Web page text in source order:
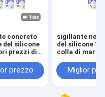
concreto
del silicone
prezzi di
gel del
marmo
prezzo
sigillante
del silicone
colla di
Miglior